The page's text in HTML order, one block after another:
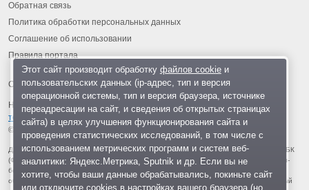
Обратная связь
Политика обработки персональных данных
Соглашение об использовании
Правила портала
На информационном ресурсе применяются рекомендательные
технологии
© 2013-2026 «ОИНФО»,
сделано в Одинцово
Для читателей: В России признаны экстремистскими и запрещены организации ФБК
(Фонд борьбы с коррупцией, признан иноагентом), Штабы Навального, «Национал-
большевистская партия», «Свидетели Иеговы», «Армия воли народа», «Русский
общенациональный союз», «Движение против нелегальной иммиграции», «Правый
Этот сайт производит обработку файлов cookieи
пользовательских данных (ip-адрес, тип и версия
операционной системы, тип и версия браузера, источнике
переадресации на сайт, и сведения об открытых страницах
сайта) в целях улучшения функционирования сайта и
проведения статистических исследований, в том числе с
использованием метрических программ и систем веб-
аналитики: Яндекс.Метрика, Sputnik и др. Если вы не
хотите, чтобы ваши данные обрабатывались, покиньте сайт
или отключите cookies в настройках вашего браузера (но